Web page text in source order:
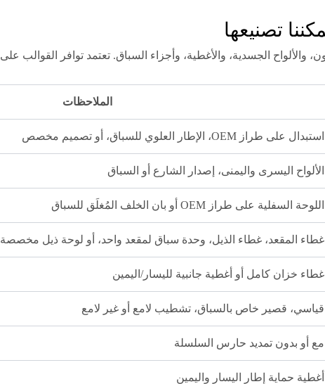
الملاحظات
استبدال على طراز OEM، الإطار العلوي للسباق، أو تصميم مخصص
الألواح اليسرى واليمنى، إصدار الشارع أو السباق
اللوحة السفلية على طراز OEM أو بان الخلف المُغلَق للسباق
غطاء المقعد، غطاء الذيل، وحدة سباق لمقعد واحد، أو لوحة ذيل مخصصة
غطاء خزان كامل أو أغطية جانبية لليسار/اليمين
قياسي، قصير خاص بالسباق، تشطيب لامع أو غير لامع
مع أو بدون تمديد حارس السلسلة
أغطية حماية إطار اليسار واليمين